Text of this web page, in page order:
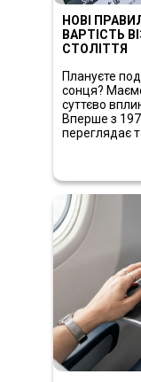
НОВІ
ВАРТІСТЬ
СТОЛІТТЯ
Плануєте
сонця?
суттєво
Вперше з
переглядає